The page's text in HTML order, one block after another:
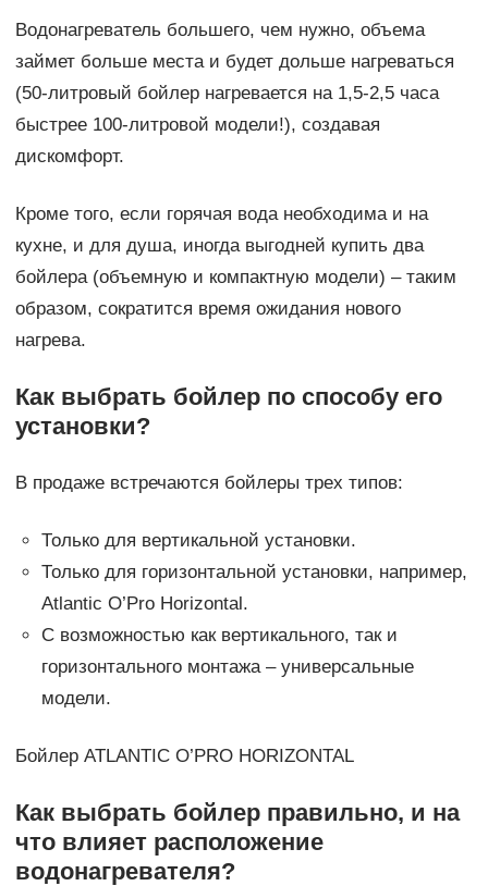
Водонагреватель большего, чем нужно, объема
займет больше места и будет дольше нагреваться
(50-литровый бойлер нагревается на 1,5-2,5 часа
быстрее 100-литровой модели!), создавая
дискомфорт.
Кроме того, если горячая вода необходима и на
кухне, и для душа, иногда выгодней купить два
бойлера (объемную и компактную модели) – таким
образом, сократится время ожидания нового
нагрева.
Как выбрать бойлер по способу его
установки?
В продаже встречаются бойлеры трех типов:
Только для вертикальной установки.
Только для горизонтальной установки, например,
Atlantic O’Pro Horizontal.
С возможностью как вертикального, так и
горизонтального монтажа – универсальные
модели.
Бойлер ATLANTIC O’PRO HORIZONTAL
Как выбрать бойлер правильно, и на
что влияет расположение
водонагревателя?